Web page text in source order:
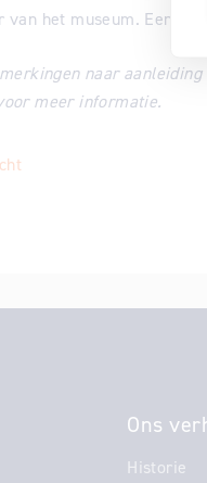
het museum. Een
naar
meer informatie.
Ons
Historie